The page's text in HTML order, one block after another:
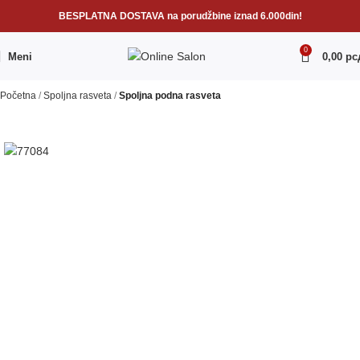
BESPLATNA DOSTAVA na porudžbine iznad 6.000din!
Meni
0
0,00
Početna Spoljna rasveta Spoljna podna rasveta